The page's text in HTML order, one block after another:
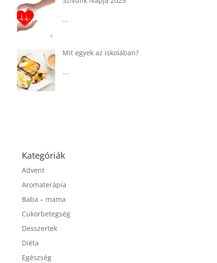
Tárkonyos csirkeragu leves
Kategóriák
Advent
Aromaterápia
Baba – mama
Cukorbetegség
Desszertek
Diéta
Egészség